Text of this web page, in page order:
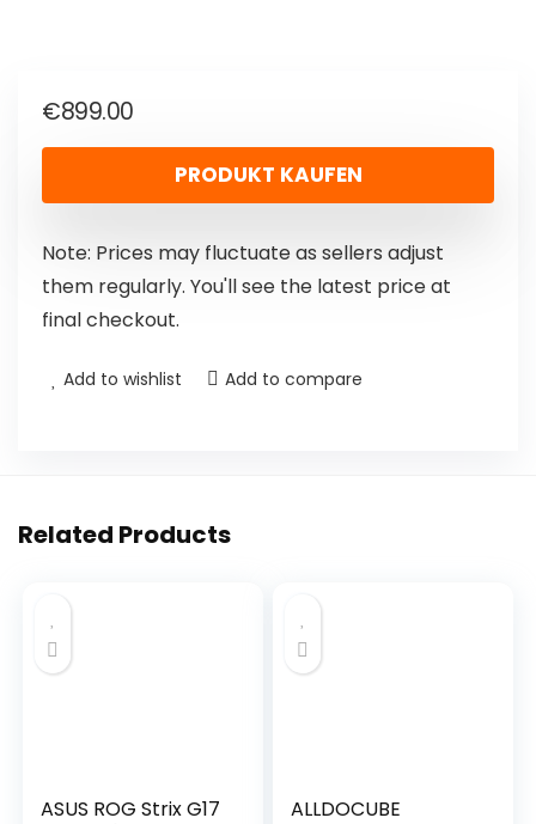
€899.00
PRODUKT KAUFEN
Note: Prices may fluctuate as sellers adjust
them regularly. You'll see the latest price at
final checkout.
Add to wishlist Add to compare
Related Products
ASUS ROG Strix G17
ALLDOCUBE